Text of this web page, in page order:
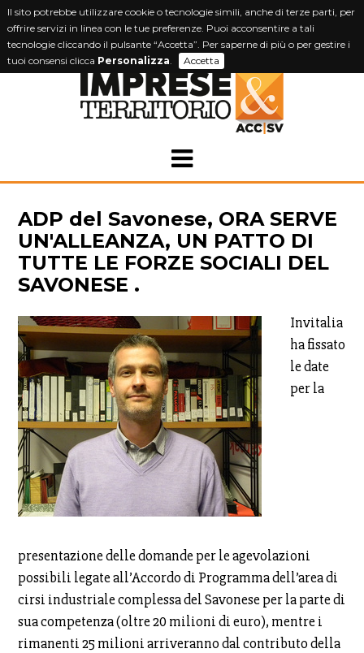
ADP del Savonese, ORA SERVE
UN'ALLEANZA, UN PATTO DI
TUTTE LE FORZE SOCIALI DEL
SAVONESE .
Invitalia
ha fissato
le date
per la
presentazione delle domande per le agevolazioni
possibili legate all’Accordo di Programma dell’area di
cirsi industriale complessa del Savonese per la parte di
sua competenza (oltre 20 milioni di euro), mentre i
rimanenti 25 milioni arriveranno dal contributo della
Il sito potrebbe utilizzare cookie o tecnologie simili, anche di terze parti, per
offrire servizi in linea con le tue preferenze. Puoi acconsentire a tali
tecnologie cliccando il pulsante “Accetta”. Per saperne di più o per gestire i
tuoi consensi clicca Personalizza. Accetta